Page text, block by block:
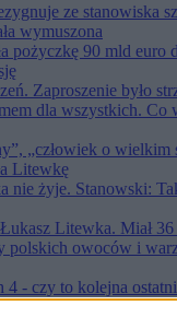
ze stanowiska
wymuszona
pożyczkę 90 mld euro
Zaproszenie było
dla wszystkich. Co
„człowiek o wielkim
Litewkę
nie żyje. Stanowski:
Litewka. Miał 36
polskich owoców i
4 - czy to kolejna
policji odwołany.